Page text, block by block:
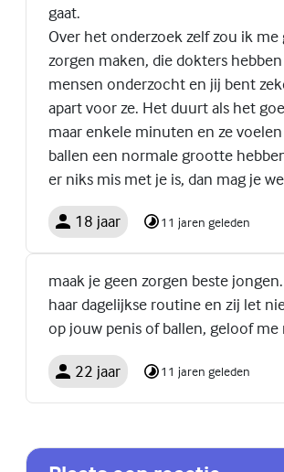
gaat.
Over het onderzoek zelf zou ik me
zorgen maken, die dokters
mensen onderzocht en jij bent
apart voor ze. Het duurt als het
maar enkele minuten en ze
ballen een normale grootte
er niks mis met je is, dan mag je
18 jaar 11 jaren geleden
maak je geen zorgen beste
haar dagelijkse routine en zij let
op jouw penis of ballen, geloof me
22 jaar 11 jaren geleden